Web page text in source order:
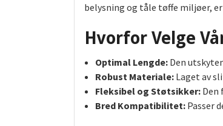
belysning og tåle tøffe miljøer,
Hvorfor Velge
Optimal Lengde:Den
Robust Materiale:Laget av
Fleksibel og Støtsikker:Den
Bred Kompatibilitet:Passer